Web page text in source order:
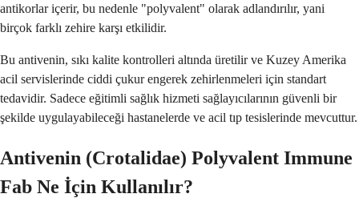
antikorlar içerir, bu nedenle "polyvalent" olarak adlandırılır, yani
birçok farklı zehire karşı etkilidir.
Bu antivenin, sıkı kalite kontrolleri altında üretilir ve Kuzey Amerika
acil servislerinde ciddi çukur engerek zehirlenmeleri için standart
tedavidir. Sadece eğitimli sağlık hizmeti sağlayıcılarının güvenli bir
şekilde uygulayabileceği hastanelerde ve acil tıp tesislerinde mevcuttur.
Antivenin (Crotalidae) Polyvalent Immune
Fab Ne İçin Kullanılır?